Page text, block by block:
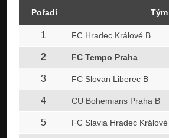
Pořadí Tým
1 FC Hradec Králové B
2 FC Tempo Praha
3 FC Slovan Liberec B
4 CU Bohemians Praha B
5 FC Slavia Hradec Králové